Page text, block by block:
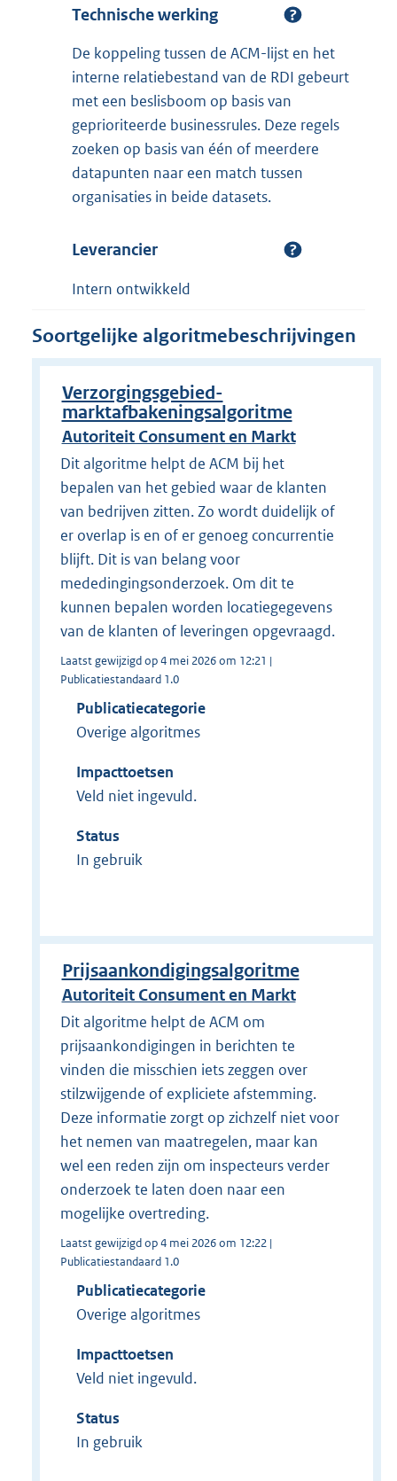
Technische werking
De koppeling tussen de ACM-lijst en het
interne relatiebestand van de RDI gebeurt
met een beslisboom op basis van
geprioriteerde businessrules. Deze regels
zoeken op basis van één of meerdere
datapunten naar een match tussen
organisaties in beide datasets.
Leverancier
Intern ontwikkeld
Soortgelijke algoritmebeschrijvingen
Verzorgingsgebied-
marktafbakeningsalgoritme
Autoriteit Consument en Markt
Dit algoritme helpt de ACM bij het
bepalen van het gebied waar de klanten
van bedrijven zitten. Zo wordt duidelijk of
er overlap is en of er genoeg concurrentie
blijft. Dit is van belang voor
mededingingsonderzoek. Om dit te
kunnen bepalen worden locatiegegevens
van de klanten of leveringen opgevraagd.
Laatst gewijzigd op 4 mei 2026 om 12:21 |
Publicatiestandaard 1.0
Publicatiecategorie
Overige algoritmes
Impacttoetsen
Veld niet ingevuld.
Status
In gebruik
Prijsaankondigingsalgoritme
Autoriteit Consument en Markt
Dit algoritme helpt de ACM om
prijsaankondigingen in berichten te
vinden die misschien iets zeggen over
stilzwijgende of expliciete afstemming.
Deze informatie zorgt op zichzelf niet voor
het nemen van maatregelen, maar kan
wel een reden zijn om inspecteurs verder
onderzoek te laten doen naar een
mogelijke overtreding.
Laatst gewijzigd op 4 mei 2026 om 12:22 |
Publicatiestandaard 1.0
Publicatiecategorie
Overige algoritmes
Impacttoetsen
Veld niet ingevuld.
Status
In gebruik